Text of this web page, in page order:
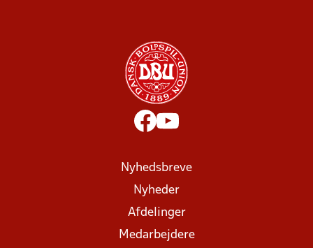
Nyhedsbreve
Nyheder
Afdelinger
Medarbejdere